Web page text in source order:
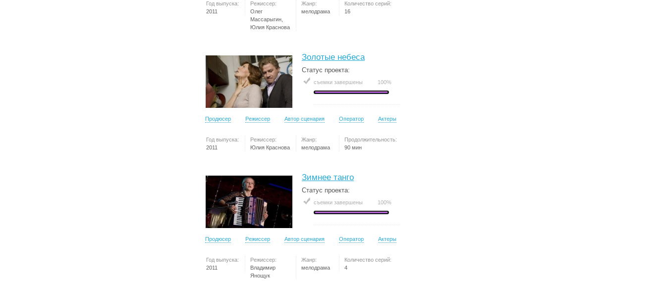
Год выпуска:
2011
Режиссер:
Олег
Массарыгин,
Юлия Краснова
Жанр:
мелодрама
Количество серий:
16
Золотые небеса
Статус проекта:
съемки завершены 100%
Продюсер Режиссер Автор сценария Оператор Актеры
Год выпуска:
2011
Режиссер:
Юлия Краснова
Жанр:
мелодрама
Продолжительность:
90 мин
Зимнее танго
Статус проекта:
съемки завершены 100%
Продюсер Режиссер Автор сценария Оператор Актеры
Год выпуска:
2011
Режиссер:
Владимир
Янощук
Жанр:
мелодрама
Количество серий:
4